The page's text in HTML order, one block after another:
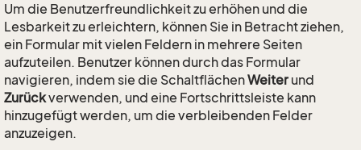
Um die Benutzerfreundlichkeit zu erhöhen und die
Lesbarkeit zu erleichtern, können Sie in Betracht ziehen,
ein Formular mit vielen Feldern in mehrere Seiten
aufzuteilen. Benutzer können durch das Formular
navigieren, indem sie die SchaltflächenWeiter und
Zurückverwenden, und eine Fortschrittsleiste kann
hinzugefügt werden, um die verbleibenden Felder
anzuzeigen.